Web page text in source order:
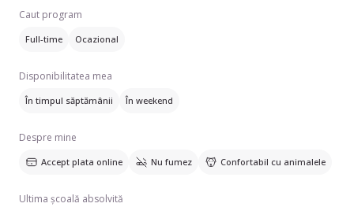
medie (7-18 kg) și mare (18 kg+) și pisicilor. Serviciile mele
includ plimbări, îngrijire la domiciliul clientului și îngrijire la
domiciliul meu. Am 15 ani de experiență în acest domeniu,
Vorbesc engleză, franceză, germană și spaniolă, dar cunosc
nu ezitați să mă contactați.
Caut program
Full-time Ocazional
Disponibilitatea mea
În timpul săptămânii În weekend
Despre mine
Accept plata online Nu fumez Confortabil cu animalele
Ultima școală absolvită